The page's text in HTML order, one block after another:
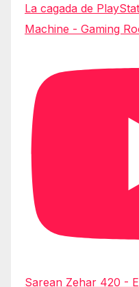
La cagada de
Machine - Gaming
Sarean Zehar 420 -